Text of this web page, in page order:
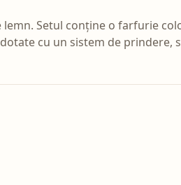
lemn. Setul conține o farfurie
cu un sistem de prindere,